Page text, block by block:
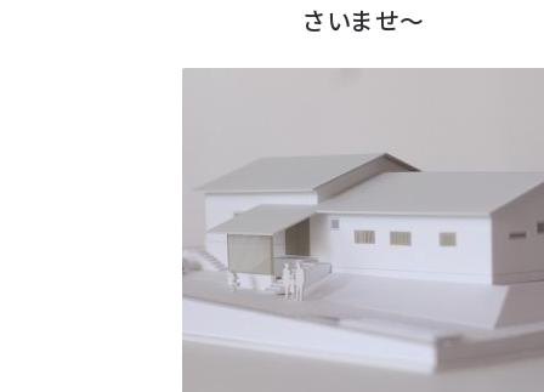
さいませ〜